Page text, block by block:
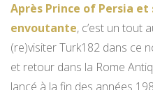
Après Prince of Persia et
envoutante, c’est un tout
(re)visiter Turk182 dans ce
et retour dans la Rome
lancé à la fin des années